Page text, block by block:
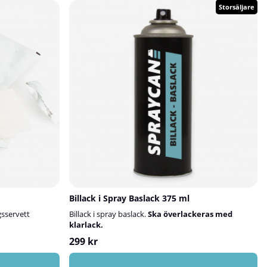
och thinner före användning. Blandningsförhållandet
skiljer sig beroende på om produkten används som
slipgrund eller non-sanding/vått-i-vått. Vid non-
sanding-applicering ska nästa lager appliceras inom
angivet tidsfönster enligt databladet. Produkten är
avsedd för professionellt bruk.Länkar till
datablad:Slipgrund/sandingNon-sanding
Storsäljare
Billack i Spray Baslack 375 ml
Billack i spray baslack.Ska överlackeras med
klarlack.
299 kr